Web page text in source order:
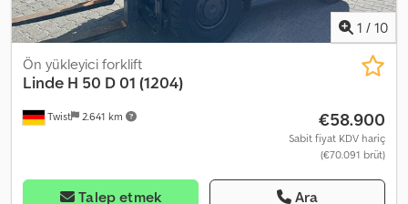
soketi - Kornalı geri vites tutamağı - Online veri aktarımı - LSP 0.6
Ref: ANL1088563
1 / 10
Twist 2.641 km
Ön yükleyici forklift
Linde H 50 D 01 (1204)
€58.900
Sabit fiyat KDV hariç
(€70.091 brüt)
Talep etmek Ara